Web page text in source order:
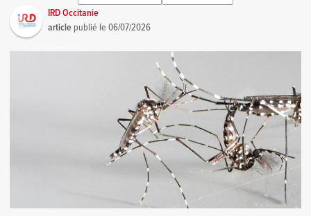
IRD Occitanie
article publié le06/07/2026